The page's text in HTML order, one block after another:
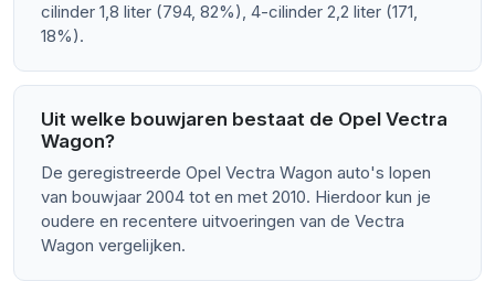
cilinder 1,8 liter (794, 82%), 4-cilinder 2,2 liter (171,
18%).
Uit welke bouwjaren bestaat de Opel Vectra
Wagon?
De geregistreerde Opel Vectra Wagon auto's lopen
van bouwjaar 2004 tot en met 2010. Hierdoor kun je
oudere en recentere uitvoeringen van de Vectra
Wagon vergelijken.